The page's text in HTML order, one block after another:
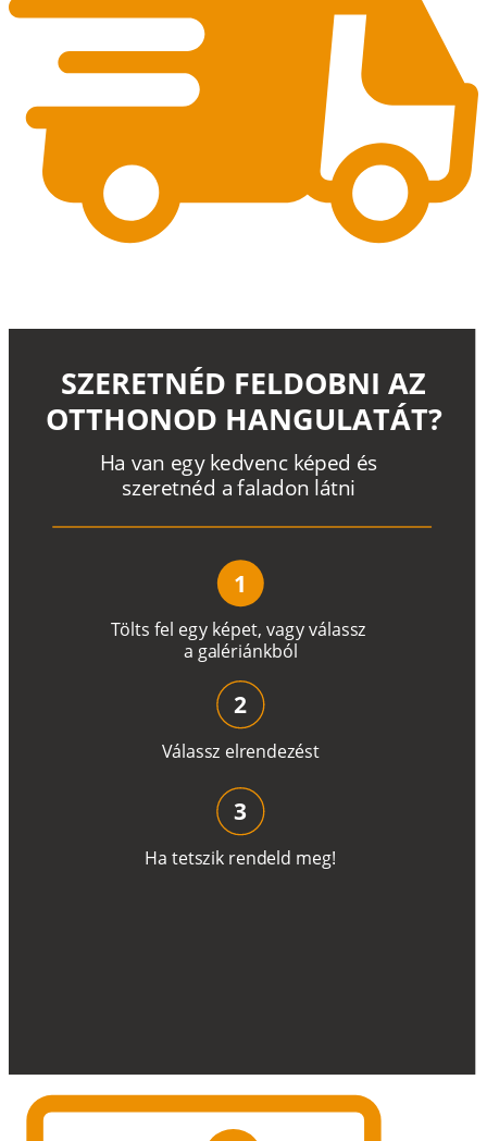
Tölts fel egy képet, vagyválassz
a galériánkból
Ha van egy kedvenc képed és
szeretnéd a faladon látni
SZERETNÉD FELDOBNI AZ
OTTHONOD HANGULATÁT?
1
Válassz elrendezést
2
Ha tetszik rendeld meg!
3